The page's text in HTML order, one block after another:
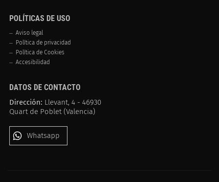
POLÍTICAS DE USO
Aviso legal
Política de privacidad
Política de Cookies
Accesibilidad
DATOS DE CONTACTO
Dirección: Llevant, 4 - 46930
Quart de Poblet (Valencia)
Whatsapp